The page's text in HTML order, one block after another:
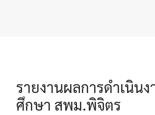
รายงานผลการดำเนิน
ศึกษา สพม.พิจิตร